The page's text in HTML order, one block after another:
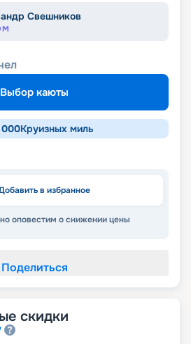
Свешников
Выбор каюты
000Круизных миль
в избранное
оповестим о снижении цены
Поделиться
скидки